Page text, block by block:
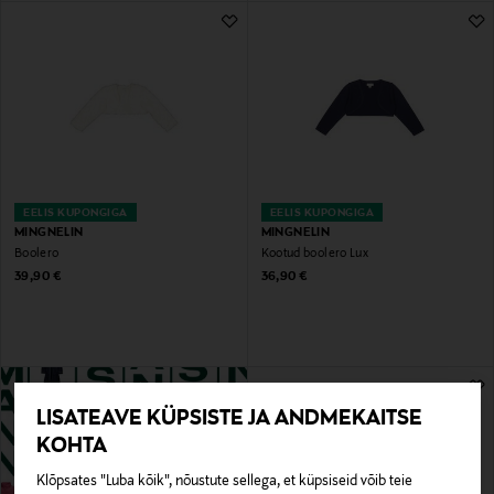
LISATEAVE KÜPSISTE JA ANDMEKAITSE
KOHTA
Klõpsates "Luba kõik", nõustute sellega, et küpsiseid võib teie
EELIS KUPONGIGA
MINGNELIN
Boolero
Original Price
39,90 €
EELIS KUPONGIGA
MINGNELIN
Kootud boolero Lux
Original Price
36,90 €